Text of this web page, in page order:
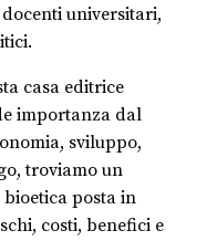
universitari,
casa editrice
importanza dal
sviluppo,
troviamo un
posta in
costi, benefici e